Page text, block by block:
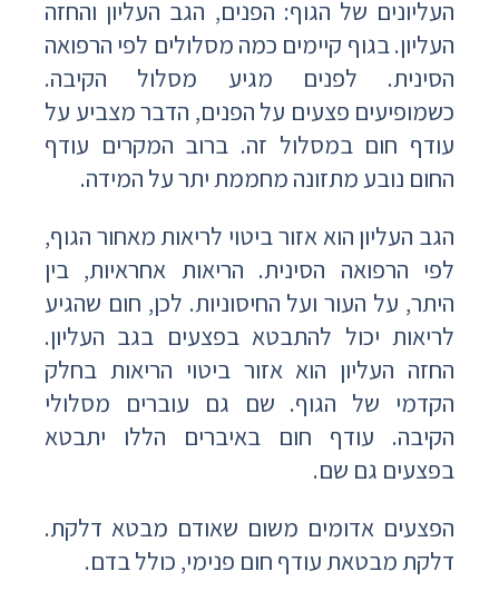
העליונים של הגוף: הפנים, הגב העליון והחזה
העליון. בגוף קיימים כמה מסלולים לפי הרפואה
הסינית. לפנים מגיע מסלול הקיבה.
כשמופיעים פצעים על הפנים, הדבר מצביע על
עודף חום במסלול זה. ברוב המקרים עודף
החום נובע מתזונה מחממת יתר על המידה.
הגב העליון הוא אזור ביטוי לריאות מאחור הגוף,
לפי הרפואה הסינית. הריאות אחראיות, בין
היתר, על העור ועל החיסוניות. לכן, חום שהגיע
לריאות יכול להתבטא בפצעים בגב העליון.
החזה העליון הוא אזור ביטוי הריאות בחלק
הקדמי של הגוף. שם גם עוברים מסלולי
הקיבה. עודף חום באיברים הללו יתבטא
בפצעים גם שם.
הפצעים אדומים משום שאודם מבטא דלקת.
דלקת מבטאת עודף חום פנימי, כולל בדם.